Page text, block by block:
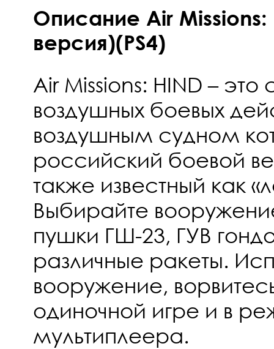
Описание Air Missions:
версия)(PS4)
Air Missions: HIND – это
воздушных боевых
воздушным судном
российский боевой
также известный как
Выбирайте
пушки ГШ-23, ГУВ
различные ракеты.
вооружение,
одиночной игре и в
мультиплеера.